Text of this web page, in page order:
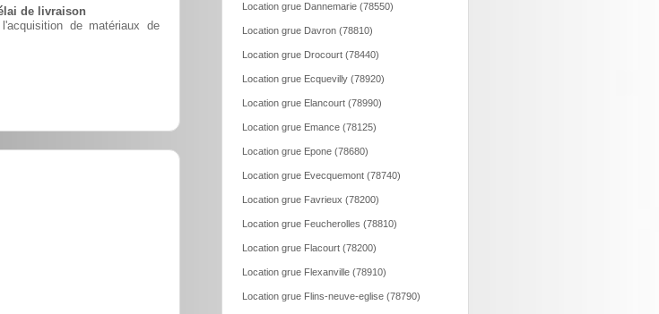
de livraison
de matériaux de
Location grue Dannemarie (78550)
Location grue Davron (78810)
Location grue Drocourt (78440)
Location grue Ecquevilly (78920)
Location grue Elancourt (78990)
Location grue Emance (78125)
Location grue Epone (78680)
Location grue Evecquemont (78740)
Location grue Favrieux (78200)
Location grue Feucherolles (78810)
Location grue Flacourt (78200)
Location grue Flexanville (78910)
Location grue Flins-neuve-eglise (78790)